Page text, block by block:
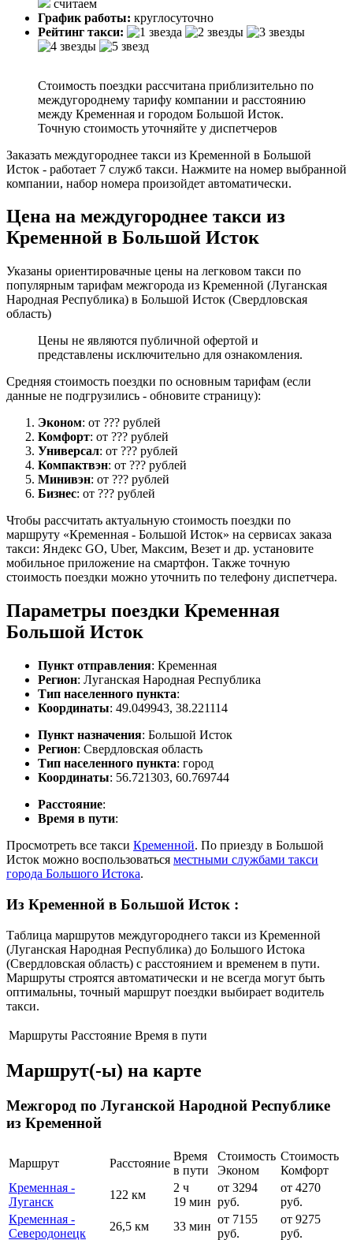
считаем
График работы: круглосуточно
Рейтинг такси:
Стоимость поездки рассчитана приблизительно по
междугороднему тарифу компании и расстоянию
между Кременная и городом Большой Исток.
Точную стоимость уточняйте у диспетчеров
Заказать междугороднее такси из Кременной в Большой
Исток - работает 7 служб такси. Нажмите на номер выбранной
компании, набор номера произойдет автоматически.
Цена на междугороднее такси из
Кременной в Большой Исток
Указаны ориентировачные цены на легковом такси по
популярным тарифам межгорода из Кременной (Луганская
Народная Республика) в Большой Исток (Свердловская
область)
Цены не являются публичной офертой и
представлены исключительно для ознакомления.
Средняя стоимость поездки по основным тарифам (если
данные не подгрузились - обновите страницу):
Эконом: от ??? рублей
Комфорт: от ??? рублей
Универсал: от ??? рублей
Компактвэн: от ??? рублей
Минивэн: от ??? рублей
Бизнес: от ??? рублей
Чтобы рассчитать актуальную стоимость поездки по
маршруту «Кременная - Большой Исток» на сервисах заказа
такси: Яндекс GO, Uber, Максим, Везет и др. установите
мобильное приложение на смартфон. Также точную
стоимость поездки можно уточнить по телефону диспетчера.
Параметры поездки Кременная
Большой Исток
Пункт отправления: Кременная
Регион: Луганская Народная Республика
Тип населенного пункта:
Координаты: 49.049943, 38.221114
Пункт назначения: Большой Исток
Регион: Свердловская область
Тип населенного пункта: город
Координаты: 56.721303, 60.769744
Расстояние:
Время в пути:
Просмотреть все такси Кременной. По приезду в Большой
Исток можно воспользоваться местными службами такси
города Большого Истока.
Из Кременной в Большой Исток :
Таблица маршрутов междугороднего такси из Кременной
(Луганская Народная Республика) до Большого Истока
(Свердловская область) с расстоянием и временем в пути.
Маршруты строятся автоматически и не всегда могут быть
оптимальны, точный маршрут поездки выбирает водитель
такси.
Маршруты Расстояние Время в пути
Маршрут(-ы) на карте
Межгород по Луганской Народной Республике
из Кременной
Маршрут Расстояние
Время
в пути
Стоимость
Эконом
Стоимость
Комфорт
Кременная -
Луганск
122 км
2 ч
19 мин
от 3294
руб.
от 4270
руб.
Кременная -
Северодонецк
26,5 км 33 мин
от 7155
руб.
от 9275
руб.